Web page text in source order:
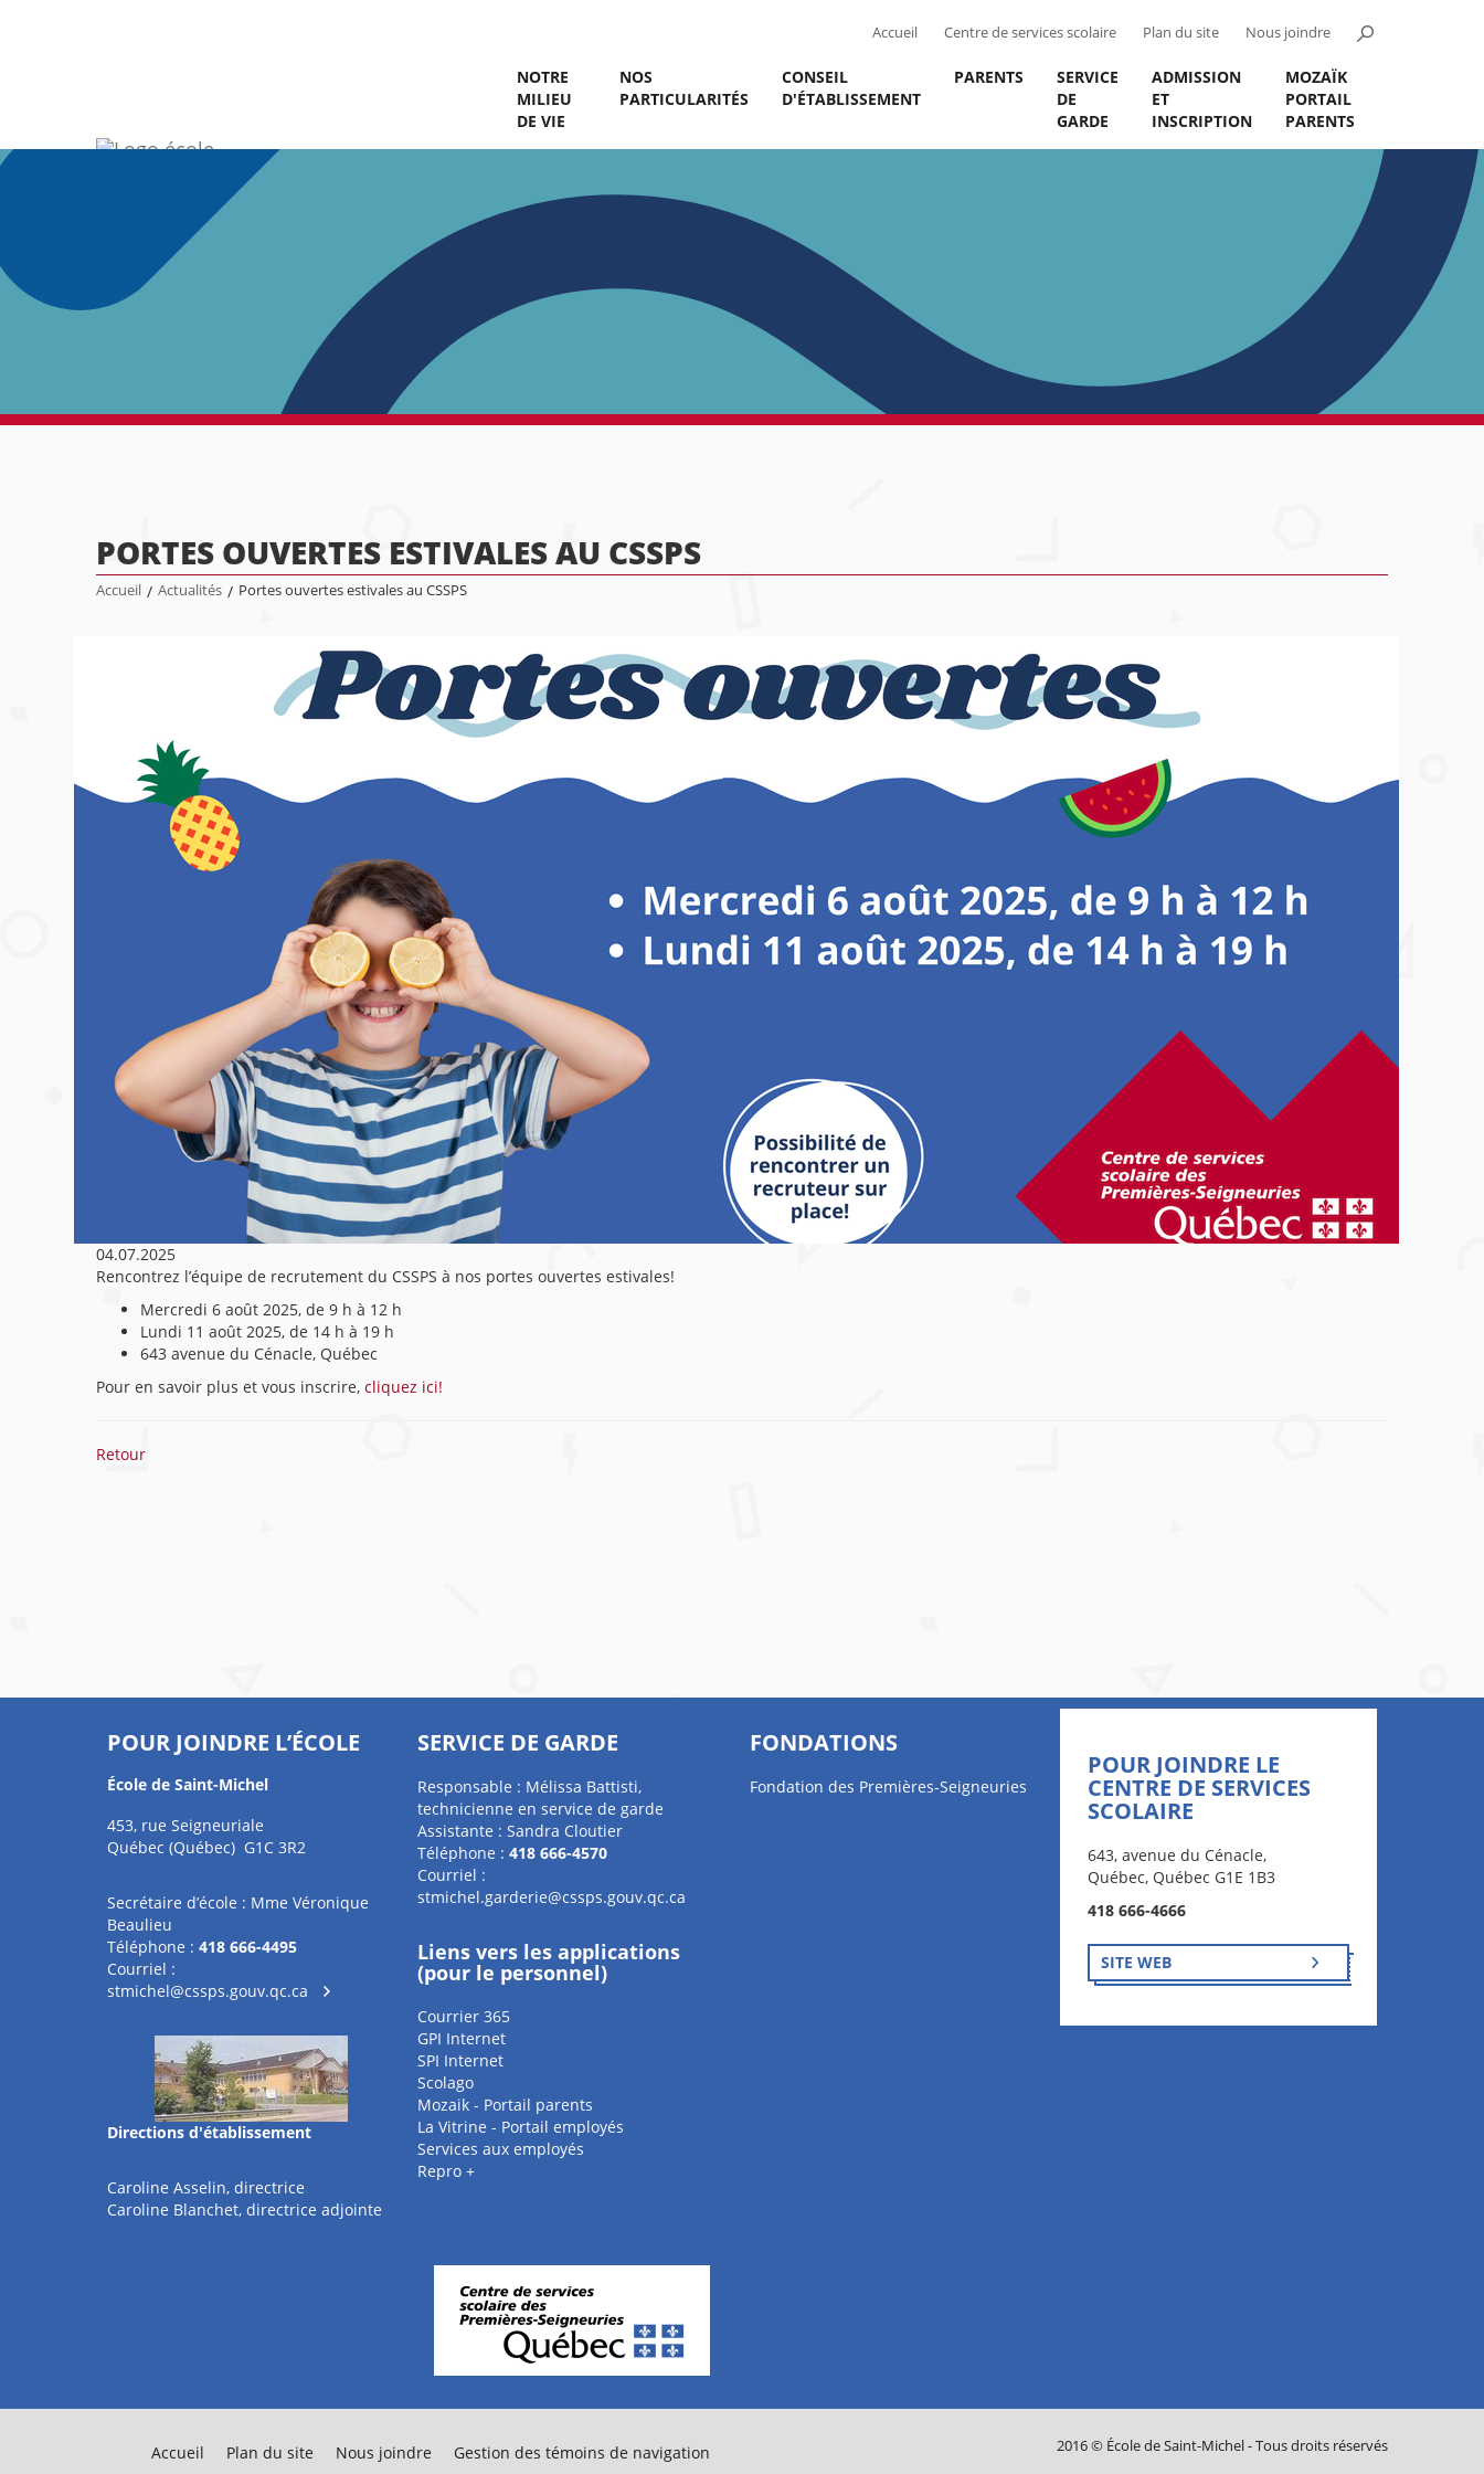
Accueil Centre de services scolaire Plan du site Nous joindre
NOTRE
MILIEU
DE VIE
NOS
PARTICULARITÉS
CONSEIL
D'ÉTABLISSEMENT
PARENTS
SERVICE
DE
GARDE
ADMISSION
ET
INSCRIPTION
MOZAÏK
PORTAIL
PARENTS
PORTES OUVERTES ESTIVALES AU CSSPS
Accueil / Actualités / Portes ouvertes estivales au CSSPS
04.07.2025
Rencontrez l’équipe de recrutement du CSSPS à nos portes ouvertes estivales!
Mercredi 6 août 2025, de 9 h à 12 h
Lundi 11 août 2025, de 14 h à 19 h
643 avenue du Cénacle, Québec
Pour en savoir plus et vous inscrire, cliquez ici!
Retour
POUR JOINDRE L’ÉCOLE
École de Saint-Michel
453, rue Seigneuriale
Québec (Québec) G1C 3R2
Secrétaire d’école : Mme Véronique
Beaulieu
Téléphone : 418 666-4495
Courriel :
stmichel@cssps.gouv.qc.ca
Directions d'établissement
Caroline Asselin, directrice
Caroline Blanchet, directrice adjointe
SERVICE DE GARDE
Responsable : Mélissa Battisti,
technicienne en service de garde
Assistante : Sandra Cloutier
Téléphone : 418 666-4570
Courriel :
stmichel.garderie@cssps.gouv.qc.ca
Liens vers les applications
(pour le personnel)
Courrier 365
GPI Internet
SPI Internet
Scolago
Mozaik - Portail parents
La Vitrine - Portail employés
Services aux employés
Repro +
FONDATIONS
Fondation des Premières-Seigneuries
POUR JOINDRE LE
CENTRE DE SERVICES
SCOLAIRE
643, avenue du Cénacle,
Québec, Québec G1E 1B3
418 666-4666
SITE WEB
Accueil Plan du site Nous joindre Gestion des témoins de navigation 2016 © École de Saint-Michel - Tous droits réservés